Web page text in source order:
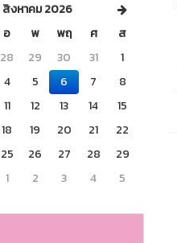
สิงหาคม 2026
อ พ พฤ ศ
ส
28 29 30 31
1
4 5 6 7
8
11 12 13 14
15
18 19 20 21
22
25 26 27 28
29
1 2 3 4 5